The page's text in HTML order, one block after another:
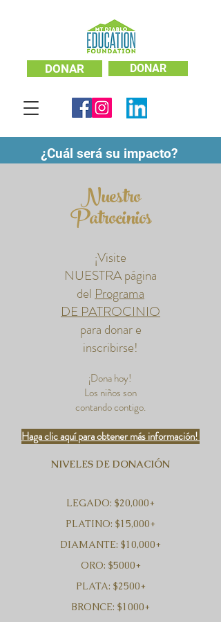
DONAR DONAR
¿Cuál será su impacto?
Nuestro
Patrocinios
¡Visite
NUESTRA página
del Programa
DE PATROCINIO
para donar e
inscribirse!
¡Dona hoy!
Los niños son
contando contigo.
Haga clic aquí para obtener más información!
NIVELES DE DONACIÓN
LEGADO: $20,000+
PLATINO: $15,000+
DIAMANTE: $10,000+
ORO: $5000+
PLATA: $2500+
BRONCE: $1000+